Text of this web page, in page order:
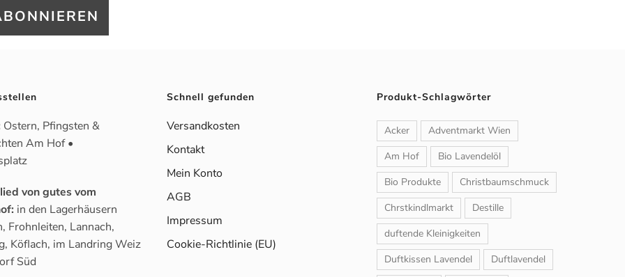
Ostern, Pfingsten &
Am Hof •
von gutes vom
in den Lagerhäusern
Frohnleiten, Lannach,
Köflach, im Landring Weiz
Süd
Schnell gefunden
Versandkosten
Kontakt
Mein Konto
AGB
Impressum
Cookie-Richtlinie (EU)
Produkt-Schlagwörter
Acker
Adventmarkt Wien
Am Hof
Bio Lavendelöl
Bio Produkte
Christbaumschmuck
Chrstkindlmarkt
Destille
duftende Kleinigkeiten
Duftkissen Lavendel
Duftlavendel